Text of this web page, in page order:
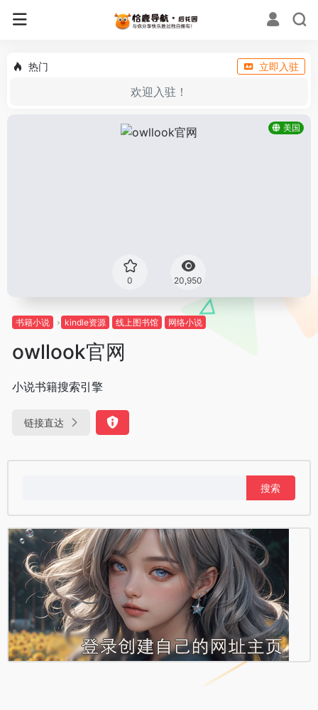
热门 立即入驻
欢迎入驻！
美国
0 20,950
书籍小说 kindle资源 线上图书馆 网络小说
owllook官网
小说书籍搜索引擎
链接直达